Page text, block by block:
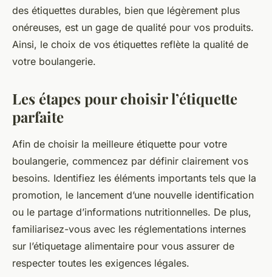
des étiquettes durables, bien que légèrement plus
onéreuses, est un gage de qualité pour vos produits.
Ainsi, le choix de vos étiquettes reflète la qualité de
votre boulangerie.
Les étapes pour choisir l’étiquette
parfaite
Afin de choisir la meilleure étiquette pour votre
boulangerie, commencez par définir clairement vos
besoins. Identifiez les éléments importants tels que la
promotion, le lancement d’une nouvelle identification
ou le partage d’informations nutritionnelles. De plus,
familiarisez-vous avec les réglementations internes
sur l’étiquetage alimentaire pour vous assurer de
respecter toutes les exigences légales.